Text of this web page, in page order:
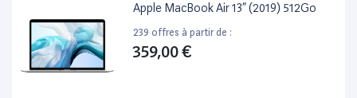
Apple MacBook Air 13” (2019) 512Go
239 offres à partir de :
359,00 €